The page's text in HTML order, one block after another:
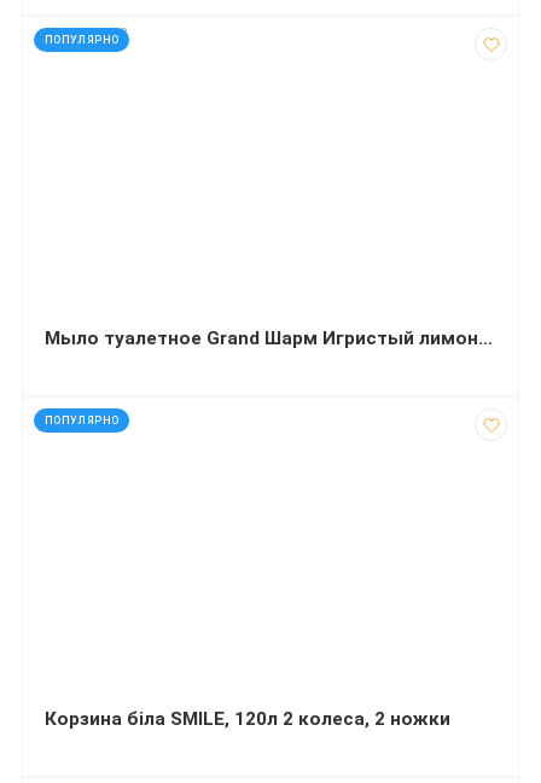
ПОПУЛЯРНО
код: 928128
Мыло туалетное Grand Шарм Игристый лимон 70 г
ПОПУЛЯРНО
код: 3527
Корзина біла SMILE, 120л 2 колеса, 2 ножки